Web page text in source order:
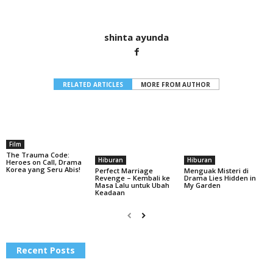
shinta ayunda
RELATED ARTICLES MORE FROM AUTHOR
Film
The Trauma Code:
Heroes on Call, Drama
Korea yang Seru Abis!
Hiburan
Perfect Marriage
Revenge – Kembali ke
Masa Lalu untuk Ubah
Keadaan
Hiburan
Menguak Misteri di
Drama Lies Hidden in
My Garden
Recent Posts